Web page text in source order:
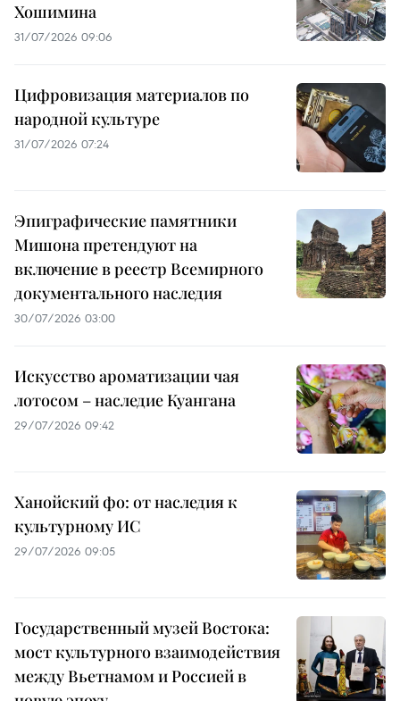
Хошимина
31/07/2026 09:06
Цифровизация материалов по
народной культуре
31/07/2026 07:24
Эпиграфические памятники
Мишона претендуют на
включение в реестр Всемирного
документального наследия
30/07/2026 03:00
Искусство ароматизации чая
лотосом – наследие Куангана
29/07/2026 09:42
Ханойский фо: от наследия к
культурному ИС
29/07/2026 09:05
Государственный музей Востока:
мост культурного взаимодействия
между Вьетнамом и Россией в